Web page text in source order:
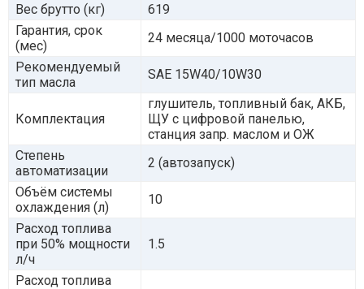
Вес брутто (кг)
619
Гарантия, срок
(мес)
24 месяца/1000 моточасов
Рекомендуемый
тип масла
SAE 15W40/10W30
Комплектация
глушитель, топливный бак, АКБ,
ЩУ с цифровой панелью,
станция запр. маслом и ОЖ
Степень
автоматизации
2 (автозапуск)
Объём системы
охлаждения (л)
10
Расход топлива
при 50% мощности
л/ч
1.5
Расход топлива